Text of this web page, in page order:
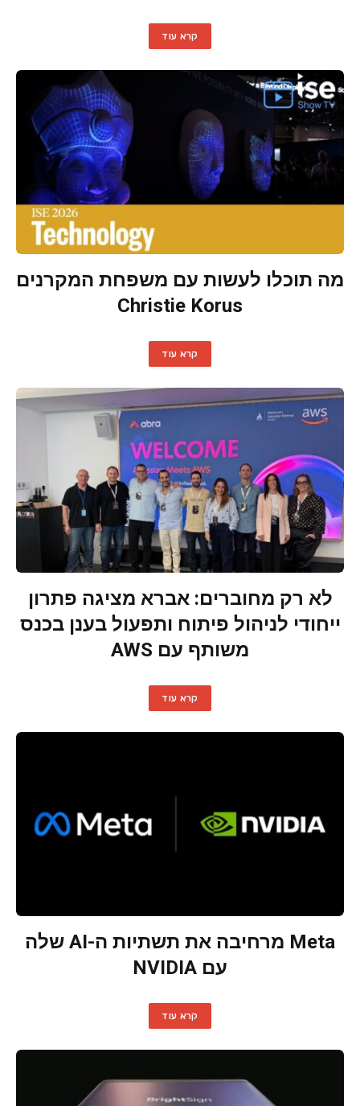
קרא עוד
מה תוכלו לעשות עם משפחת המקרנים
Christie Korus
קרא עוד
לא רק מחוברים: אברא מציגה פתרון
ייחודי לניהול פיתוח ותפעול בענן בכנס
משותף עם AWS
קרא עוד
Meta מרחיבה את תשתיות ה-AI שלה
עם NVIDIA
קרא עוד